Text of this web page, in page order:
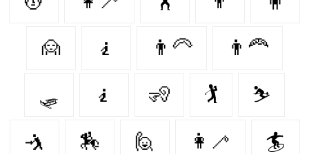
🙍 🧎‍ 👨‍🦳 👨‍🦰
🛷 🧎‍️ 🧏‍ 🏌️ ⛷
🤺 🏇 🙋‍ 👩‍🦯️ 🏄‍